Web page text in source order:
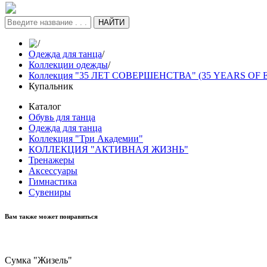
НАЙТИ
/
Одежда для танца/
Коллекции одежды/
Коллекция "35 ЛЕТ СОВЕРШЕНСТВА" (35 YEARS OF
Купальник
Каталог
Обувь для танца
Одежда для танца
Коллекция "Три Академии"
КОЛЛЕКЦИЯ "АКТИВНАЯ ЖИЗНЬ"
Тренажеры
Аксессуары
Гимнастика
Сувениры
Вам также может понравиться
Сумка "Жизель"